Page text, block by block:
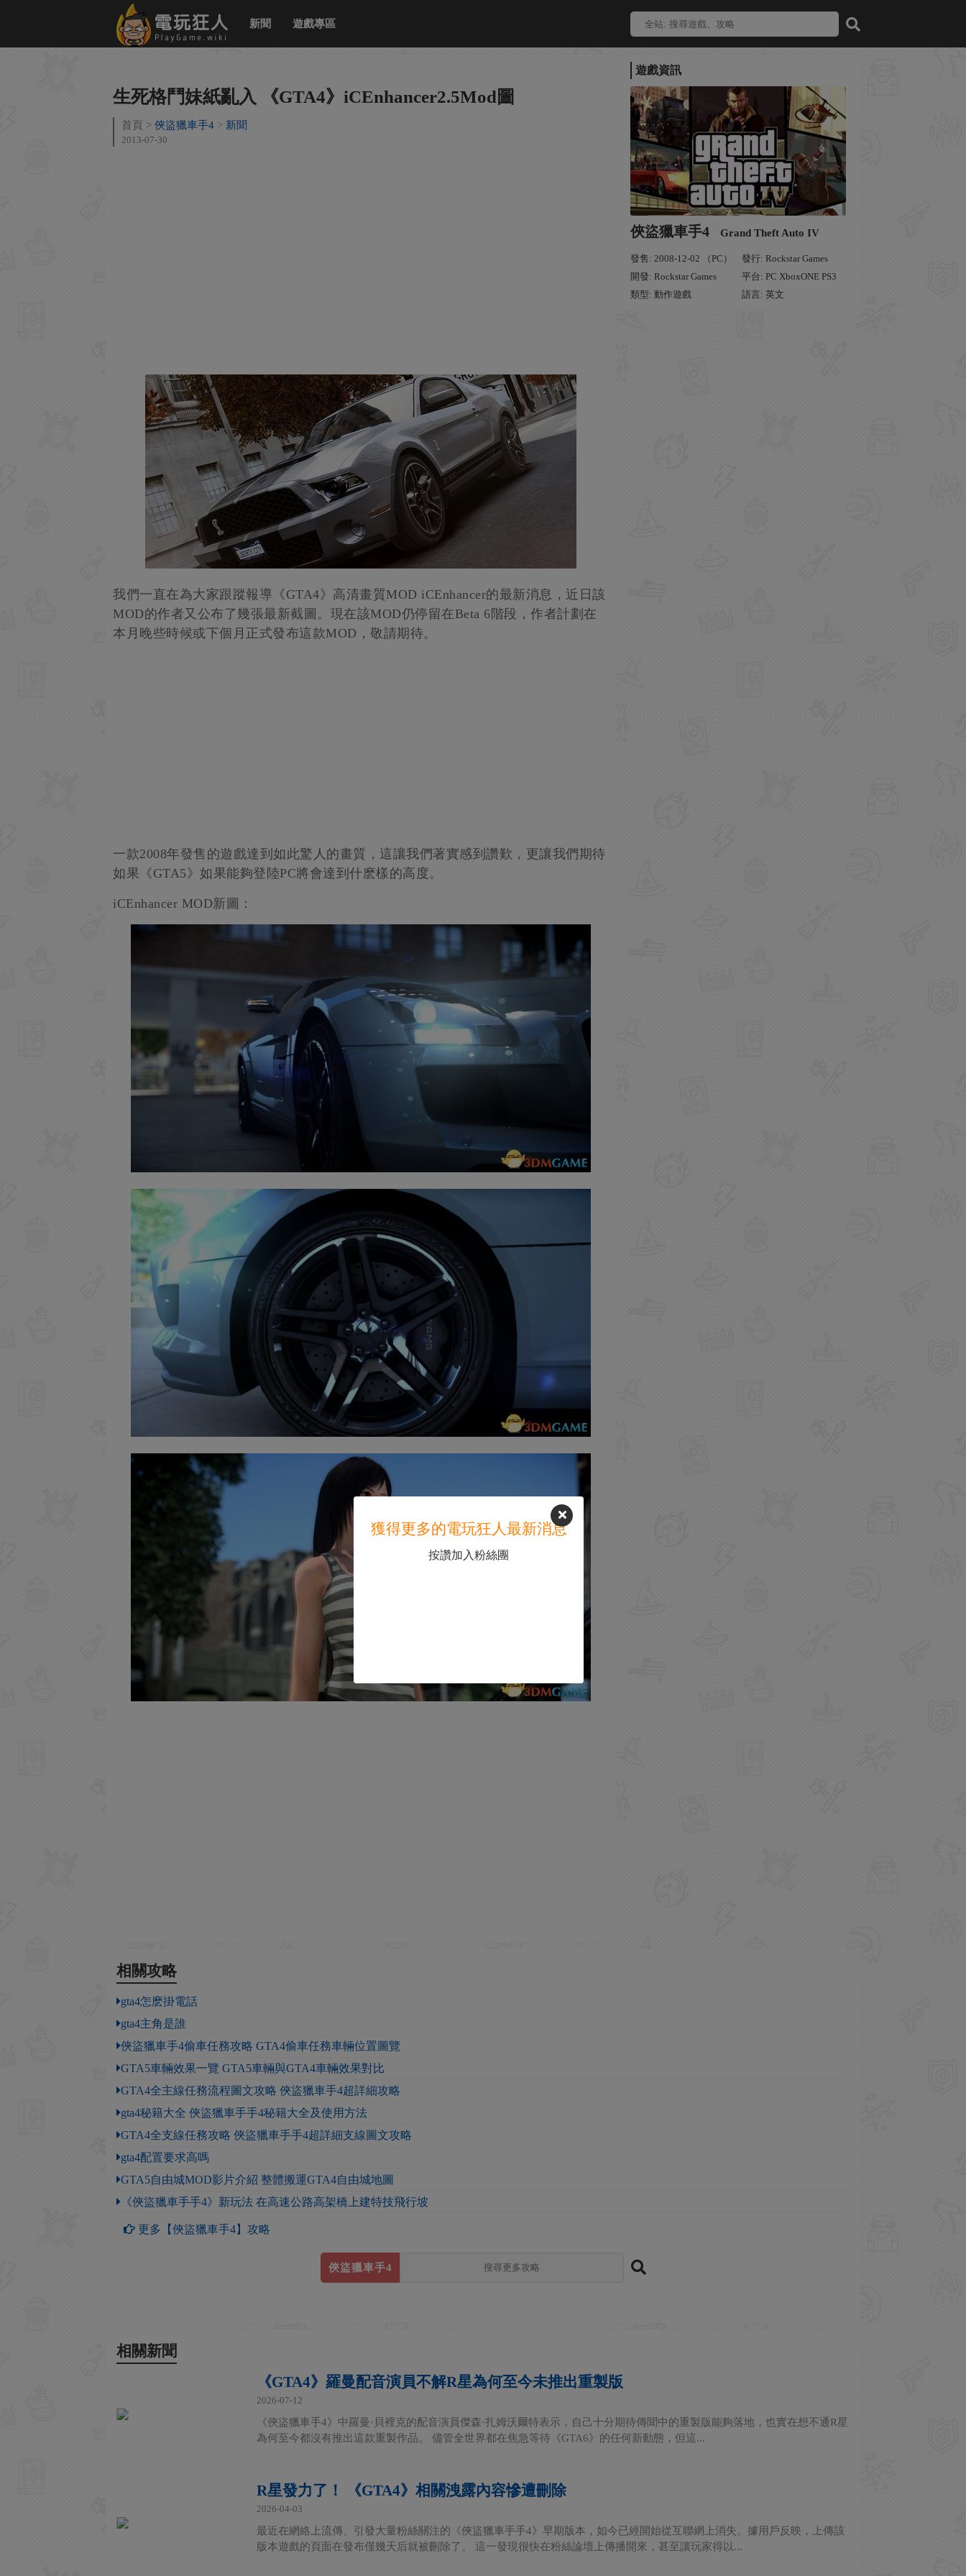
新聞 遊戲專區
遊戲資訊
俠盜獵車手4 Grand Theft Auto IV
發售: 2008-12-02 （PC）
發行: Rockstar Games
開發: Rockstar Games
平台: PC XboxONE PS3
類型: 動作遊戲
語言: 英文
生死格鬥妹紙亂入 《GTA4》iCEnhancer2.5Mod圖
首頁 俠盜獵車手4 新聞
2013-07-30
我們一直在為大家跟蹤報導《GTA4》高清畫質MOD iCEnhancer的最新消息，近日該
MOD的作者又公布了幾張最新截圖。現在該MOD仍停留在Beta 6階段，作者計劃在
本月晚些時候或下個月正式發布這款MOD，敬請期待。
一款2008年發售的遊戲達到如此驚人的畫質，這讓我們著實感到讚歎，更讓我們期待
如果《GTA5》如果能夠登陸PC將會達到什麽樣的高度。
iCEnhancer MOD新圖：
相關攻略
gta4怎麽掛電話
gta4主角是誰
俠盜獵車手4偷車任務攻略 GTA4偷車任務車輛位置圖覽
GTA5車輛效果一覽 GTA5車輛與GTA4車輛效果對比
GTA4全主線任務流程圖文攻略 俠盜獵車手4超詳細攻略
gta4秘籍大全 俠盜獵車手手4秘籍大全及使用方法
GTA4全支線任務攻略 俠盜獵車手手4超詳細支線圖文攻略
gta4配置要求高嗎
GTA5自由城MOD影片介紹 整體搬運GTA4自由城地圖
《俠盜獵車手手4》新玩法 在高速公路高架橋上建特技飛行坡
更多【俠盜獵車手4】攻略
俠盜獵車手4
相關新聞
《GTA4》羅曼配音演員不解R星為何至今未推出重製版
2026-07-12
《俠盜獵車手4》中羅曼·貝裡克的配音演員傑森·扎姆沃爾特表示，自己十分期待傳聞中的重製版能夠落地，也實在想不通R星
為何至今都沒有推出這款重製作品。 儘管全世界都在焦急等待《GTA6》的任何新動態，但這...
R星發力了！ 《GTA4》相關洩露內容慘遭刪除
2026-04-03
最近在網絡上流傳、引發大量粉絲關注的《俠盜獵車手手4》早期版本，如今已經開始從互聯網上消失。據用戶反映，上傳該
版本遊戲的頁面在發布僅幾天后就被刪除了。 這一發現很快在粉絲論壇上傳播開來，甚至讓玩家得以...
獲得更多的電玩狂人最新消息
按讚加入粉絲團